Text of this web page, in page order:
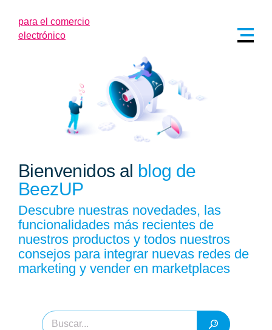
Bienvenidos al blog de
BeezUP
Descubre nuestras novedades, las
funcionalidades más recientes de
nuestros productos y todos nuestros
consejos para integrar nuevas redes de
marketing y vender en marketplaces